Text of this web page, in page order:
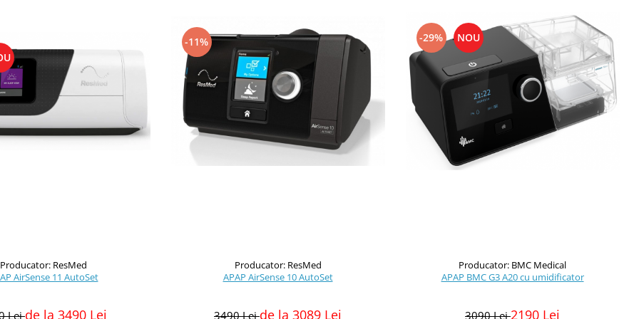
Producator: ResMed
AirSense 11 AutoSet
Leide la 3490 Lei
-11%
Producator: ResMed
APAP AirSense 10 AutoSet
3490 Leide la 3089 Lei
-29% NOU
Producator: BMC Medical
APAP BMC G3 A20 cu umidificator
3090 Lei2190 Lei